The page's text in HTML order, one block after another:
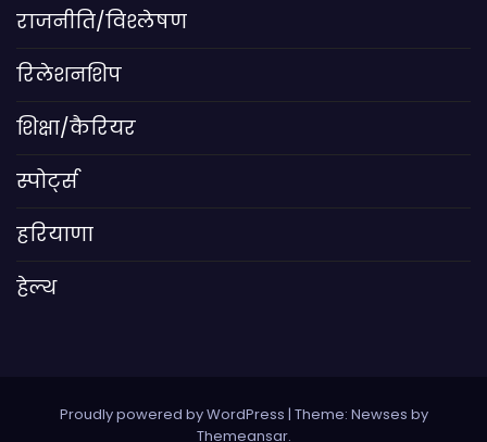
राजनीति/विश्लेषण
रिलेशनशिप
शिक्षा/कैरियर
स्पोर्ट्स
हरियाणा
हेल्थ
Proudly powered by WordPress | Theme: Newses by
Themeansar.